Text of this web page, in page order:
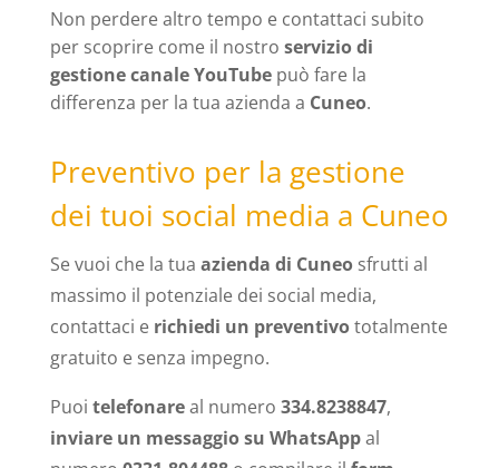
Non perdere altro tempo e contattaci subito
per scoprire come il nostro servizio di
gestione canale YouTubepuò fare la
differenza per la tua azienda a Cuneo.
Preventivo per la gestione
dei tuoi social media a Cuneo
Se vuoi che la tua azienda di Cuneosfrutti al
massimo il potenziale dei social media,
contattaci e richiedi un preventivototalmente
gratuito e senza impegno.
Puoi telefonareal numero 334.8238847,
inviare un messaggio su WhatsAppal